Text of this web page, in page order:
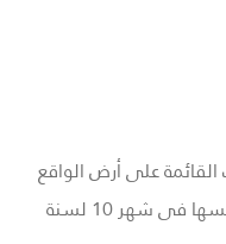
على أرض الواقع
ومقرها جمهورية مصر العربية وتم تأسيسها فى شهر 10 لسنة